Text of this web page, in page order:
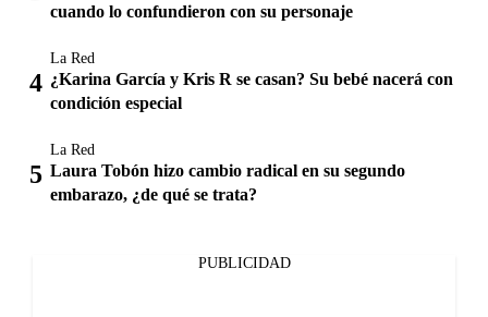
cuando lo confundieron con su personaje
La Red
¿Karina García y Kris R se casan? Su bebé nacerá con
condición especial
La Red
Laura Tobón hizo cambio radical en su segundo
embarazo, ¿de qué se trata?
PUBLICIDAD